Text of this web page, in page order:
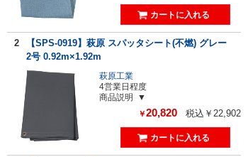
2
【SPS-0919】萩原 スパッタシート(不燃) グレー
2号 0.92m×1.92m
萩原工業
4営業日程度
商品説明
￥20,820 税込￥22,902